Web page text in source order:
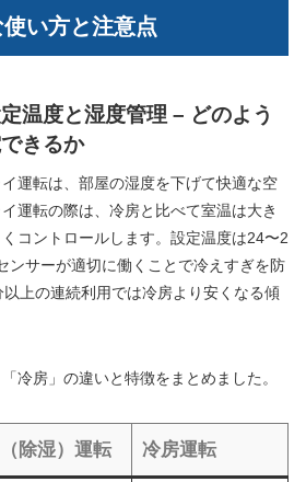
い方と注意点
温度と湿度管理 – どのよう
きるか
運転は、部屋の湿度を下げて快適な空
運転の際は、冷房と比べて室温は大き
コントロールします。設定温度は24〜2
サーが適切に働くことで冷えすぎを防
上の連続利用では冷房より安くなる傾
冷房」の違いと特徴をまとめました。
（除湿）運転 冷房運転